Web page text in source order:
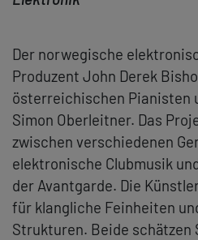
Der norwegische
Produzent John Derek
österreichischen Pianisten
Simon Oberleitner. Das
zwischen verschiedenen
elektronische Clubmusik
der Avantgarde. Die
für klangliche Feinheiten
Strukturen. Beide schätzen